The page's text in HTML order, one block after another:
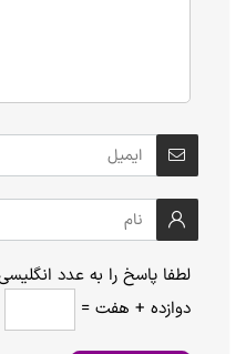
لطفا پاسخ را به عدد
دوازده + هفت =